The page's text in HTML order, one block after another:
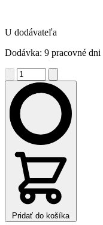
U dodávateľa
Dodávka: 9 pracovné dni
Pridať do košíka